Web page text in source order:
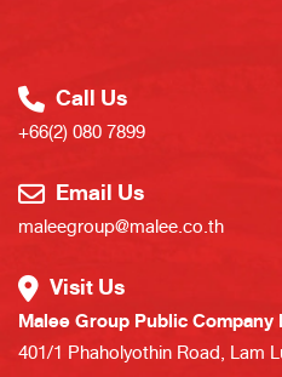
Call Us
+66(2) 080 7899
Email Us
maleegroup@malee.co.th
Visit Us
Malee Group Public
401/1 Phaholyothin Road, Lam